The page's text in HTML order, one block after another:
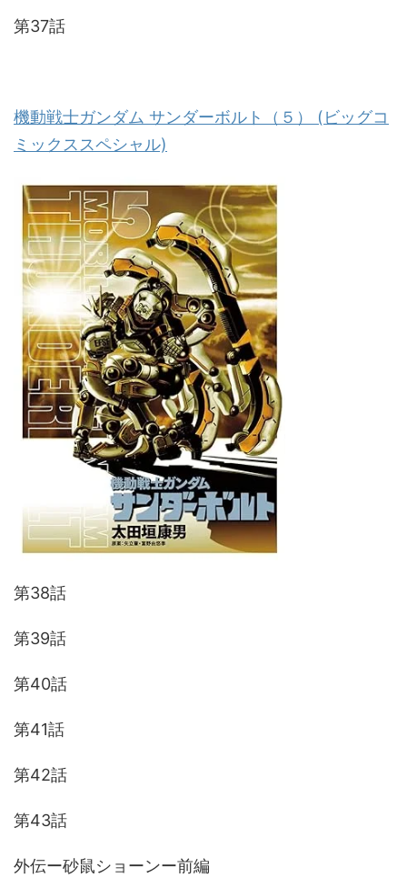
第37話
機動戦士ガンダム サンダーボルト（５） (ビッグコ
ミックススペシャル)
第38話
第39話
第40話
第41話
第42話
第43話
外伝ー砂鼠ショーンー前編